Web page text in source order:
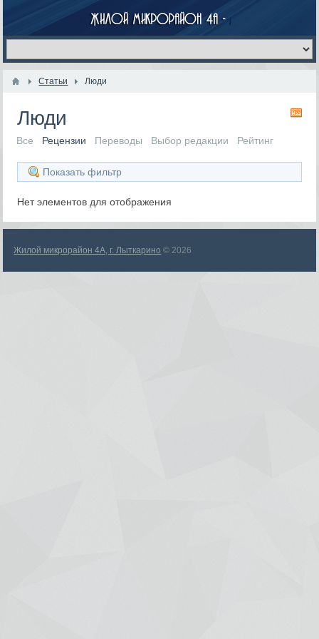
Статьи Люди
Люди
Все Рецензии Переводы Выбор редакции Рейтинг
Показать фильтр
Нет элементов для отображения
Жилой микрорайон 4А, г. Лыткарино © 2026